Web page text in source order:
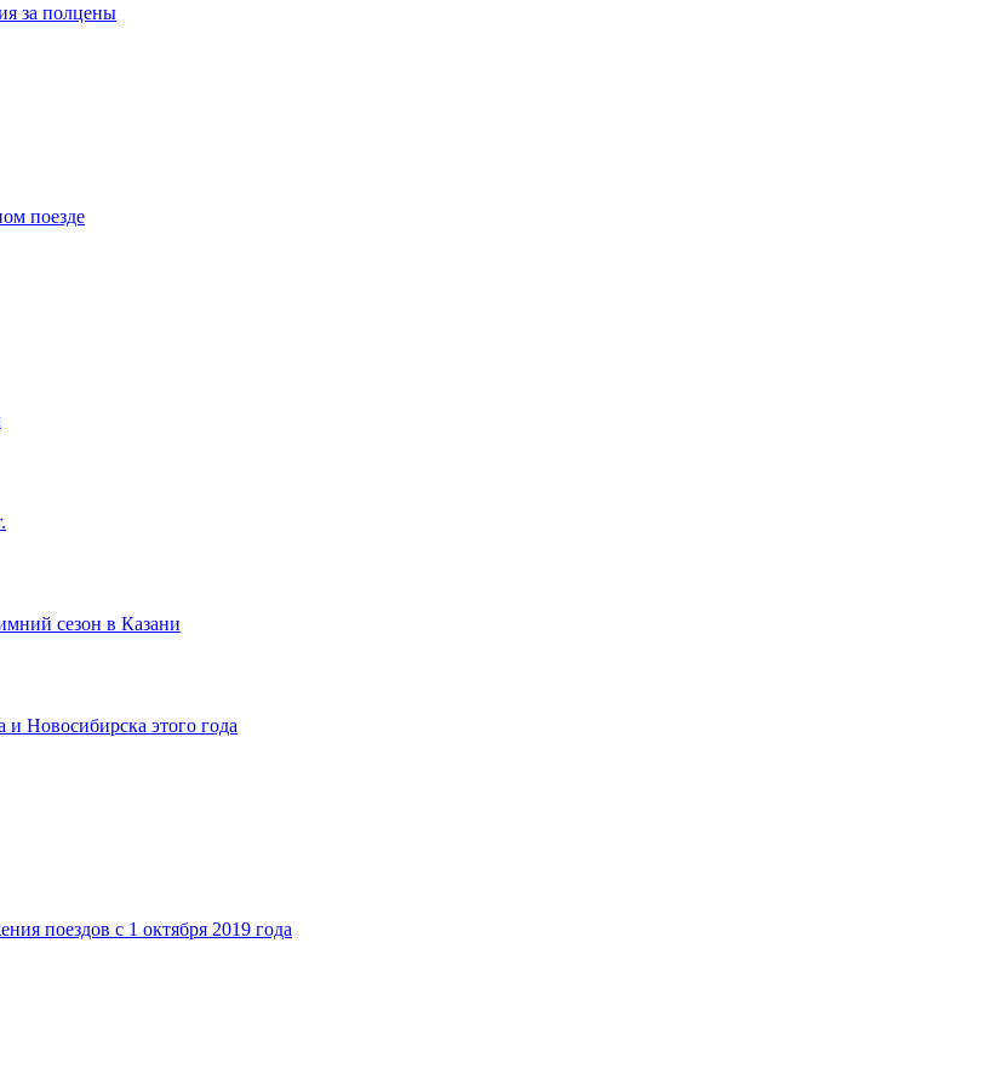
за полцены
поезде
сезон в Казани
Новосибирска этого года
поездов с 1 октября 2019 года